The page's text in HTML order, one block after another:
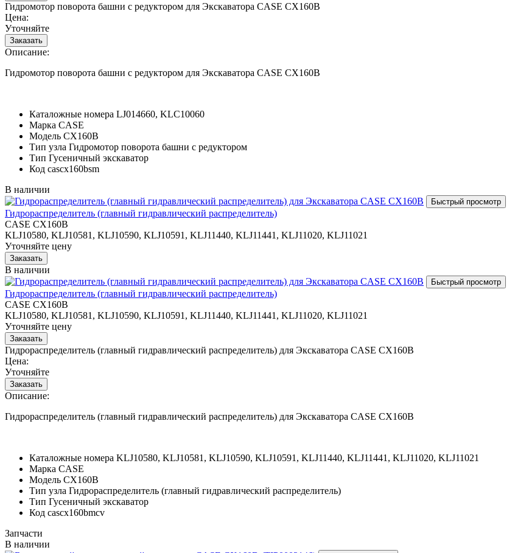
Гидромотор поворота башни с редуктором для Экскаватора CASE CX160B
Цена:
Уточняйте
Описание:
Гидромотор поворота башни с редуктором для Экскаватора CASE CX160B
Каталожные номера LJ014660, KLC10060
Марка CASE
Модель CX160B
Тип узла Гидромотор поворота башни с редуктором
Тип Гусеничный экскаватор
Код cascx160bsm
В наличии
Гидрораспределитель (главный гидравлический распределитель)
CASE CX160B
KLJ10580, KLJ10581, KLJ10590, KLJ10591, KLJ11440, KLJ11441, KLJ11020, KLJ11021
Уточняйте цену
В наличии
Гидрораспределитель (главный гидравлический распределитель)
CASE CX160B
KLJ10580, KLJ10581, KLJ10590, KLJ10591, KLJ11440, KLJ11441, KLJ11020, KLJ11021
Уточняйте цену
Гидрораспределитель (главный гидравлический распределитель) для Экскаватора CASE CX160B
Цена:
Уточняйте
Описание:
Гидрораспределитель (главный гидравлический распределитель) для Экскаватора CASE CX160B
Каталожные номера KLJ10580, KLJ10581, KLJ10590, KLJ10591, KLJ11440, KLJ11441, KLJ11020, KLJ11021
Марка CASE
Модель CX160B
Тип узла Гидрораспределитель (главный гидравлический распределитель)
Тип Гусеничный экскаватор
Код cascx160bmcv
Запчасти
В наличии